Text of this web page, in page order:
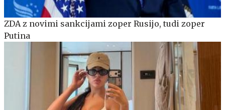
ZDA z novimi sankcijami zoper Rusijo, tudi zoper
Putina